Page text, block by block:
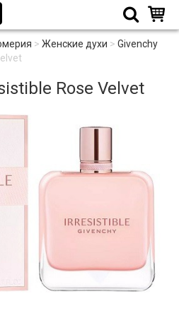
> Женские духи > Givenchy
Rose Velvet